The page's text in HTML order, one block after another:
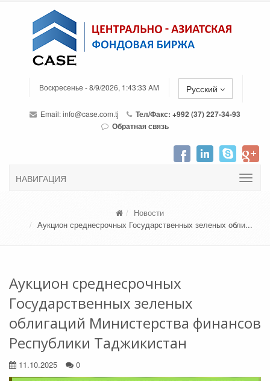
Воскресенье - 8/9/2026, 1:43:33 AM Русский
Email:info@case.com.tj
Тел/Факс: +992 (37) 227-34-93
Обратная связь
НАВИГАЦИЯ
Новости
Аукцион среднесрочных Государственных зеленых обли...
Аукцион среднесрочных
Государственных зеленых
облигаций Министерства финансов
Республики Таджикистан
11.10.2025 0